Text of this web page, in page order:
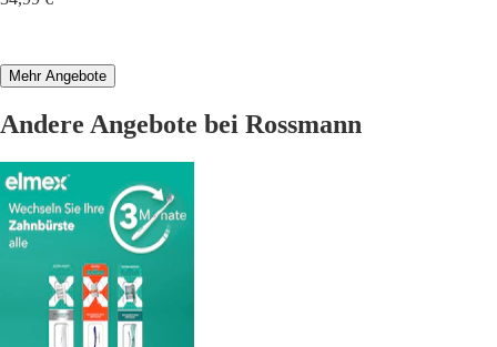
Mehr Angebote
Andere Angebote bei Rossmann